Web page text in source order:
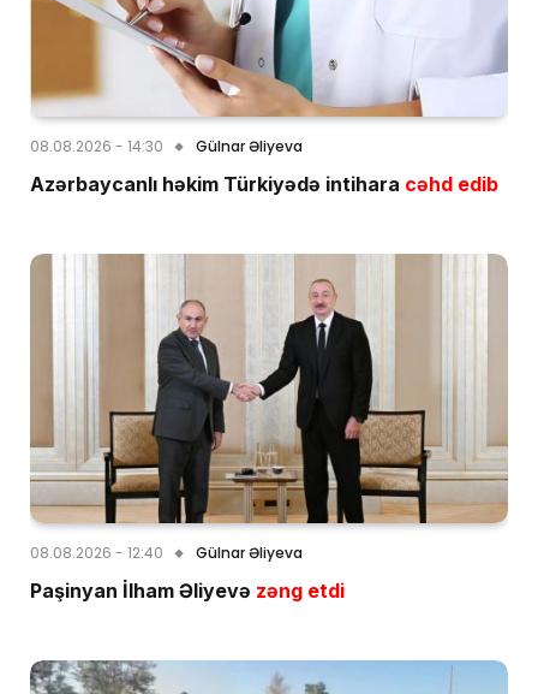
08.08.2026 - 14:30 Gülnar Əliyeva
Azərbaycanlı həkim Türkiyədə intihara cəhd edib
08.08.2026 - 12:40 Gülnar Əliyeva
Paşinyan İlham Əliyevə zəng etdi